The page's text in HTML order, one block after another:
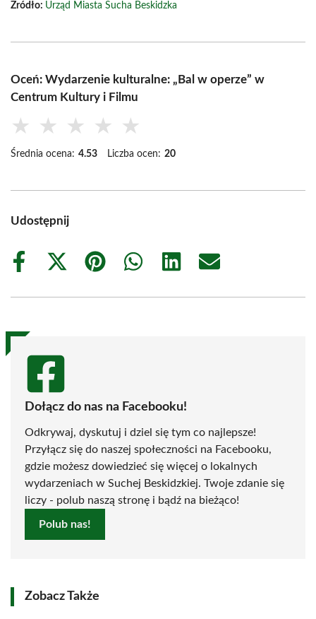
Źródło: Urząd Miasta Sucha Beskidzka
Oceń: Wydarzenie kulturalne: „Bal w operze” w
Centrum Kultury i Filmu
★ ★ ★ ★ ★
Średnia ocena: 4.53 Liczba ocen: 20
Udostępnij
Share
Share
(Twitter)
Share
Share
Share
Share
Dołącz do nas na Facebooku!
Odkrywaj, dyskutuj i dziel się tym co najlepsze!
Przyłącz się do naszej społeczności na Facebooku,
gdzie możesz dowiedzieć się więcej o lokalnych
wydarzeniach w Suchej Beskidzkiej. Twoje zdanie się
liczy - polub naszą stronę i bądź na bieżąco!
Polub nas!
Zobacz Także